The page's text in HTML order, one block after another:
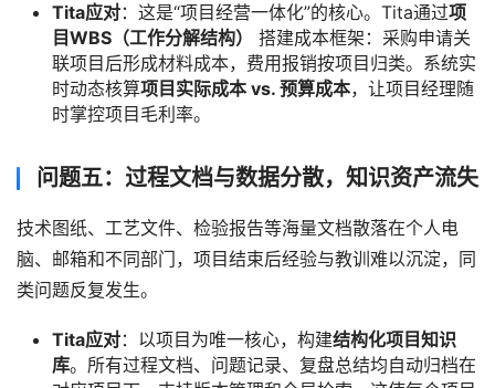
Tita应对：这是“项目经营一体化”的核心。Tita通过项
目WBS（工作分解结构）
搭建成本框架：采购申请关
联项目后形成材料成本，费用报销按项目归类。系统实
时动态核算项目实际成本 vs. 预算成本，让项目经理随
时掌控项目毛利率。
问题五：过程文档与数据分散，知识资产流失
技术图纸、工艺文件、检验报告等海量文档散落在个人电
脑、邮箱和不同部门，项目结束后经验与教训难以沉淀，同
类问题反复发生。
Tita应对：以项目为唯一核心，构建结构化项目知识
库。所有过程文档、问题记录、复盘总结均自动归档在